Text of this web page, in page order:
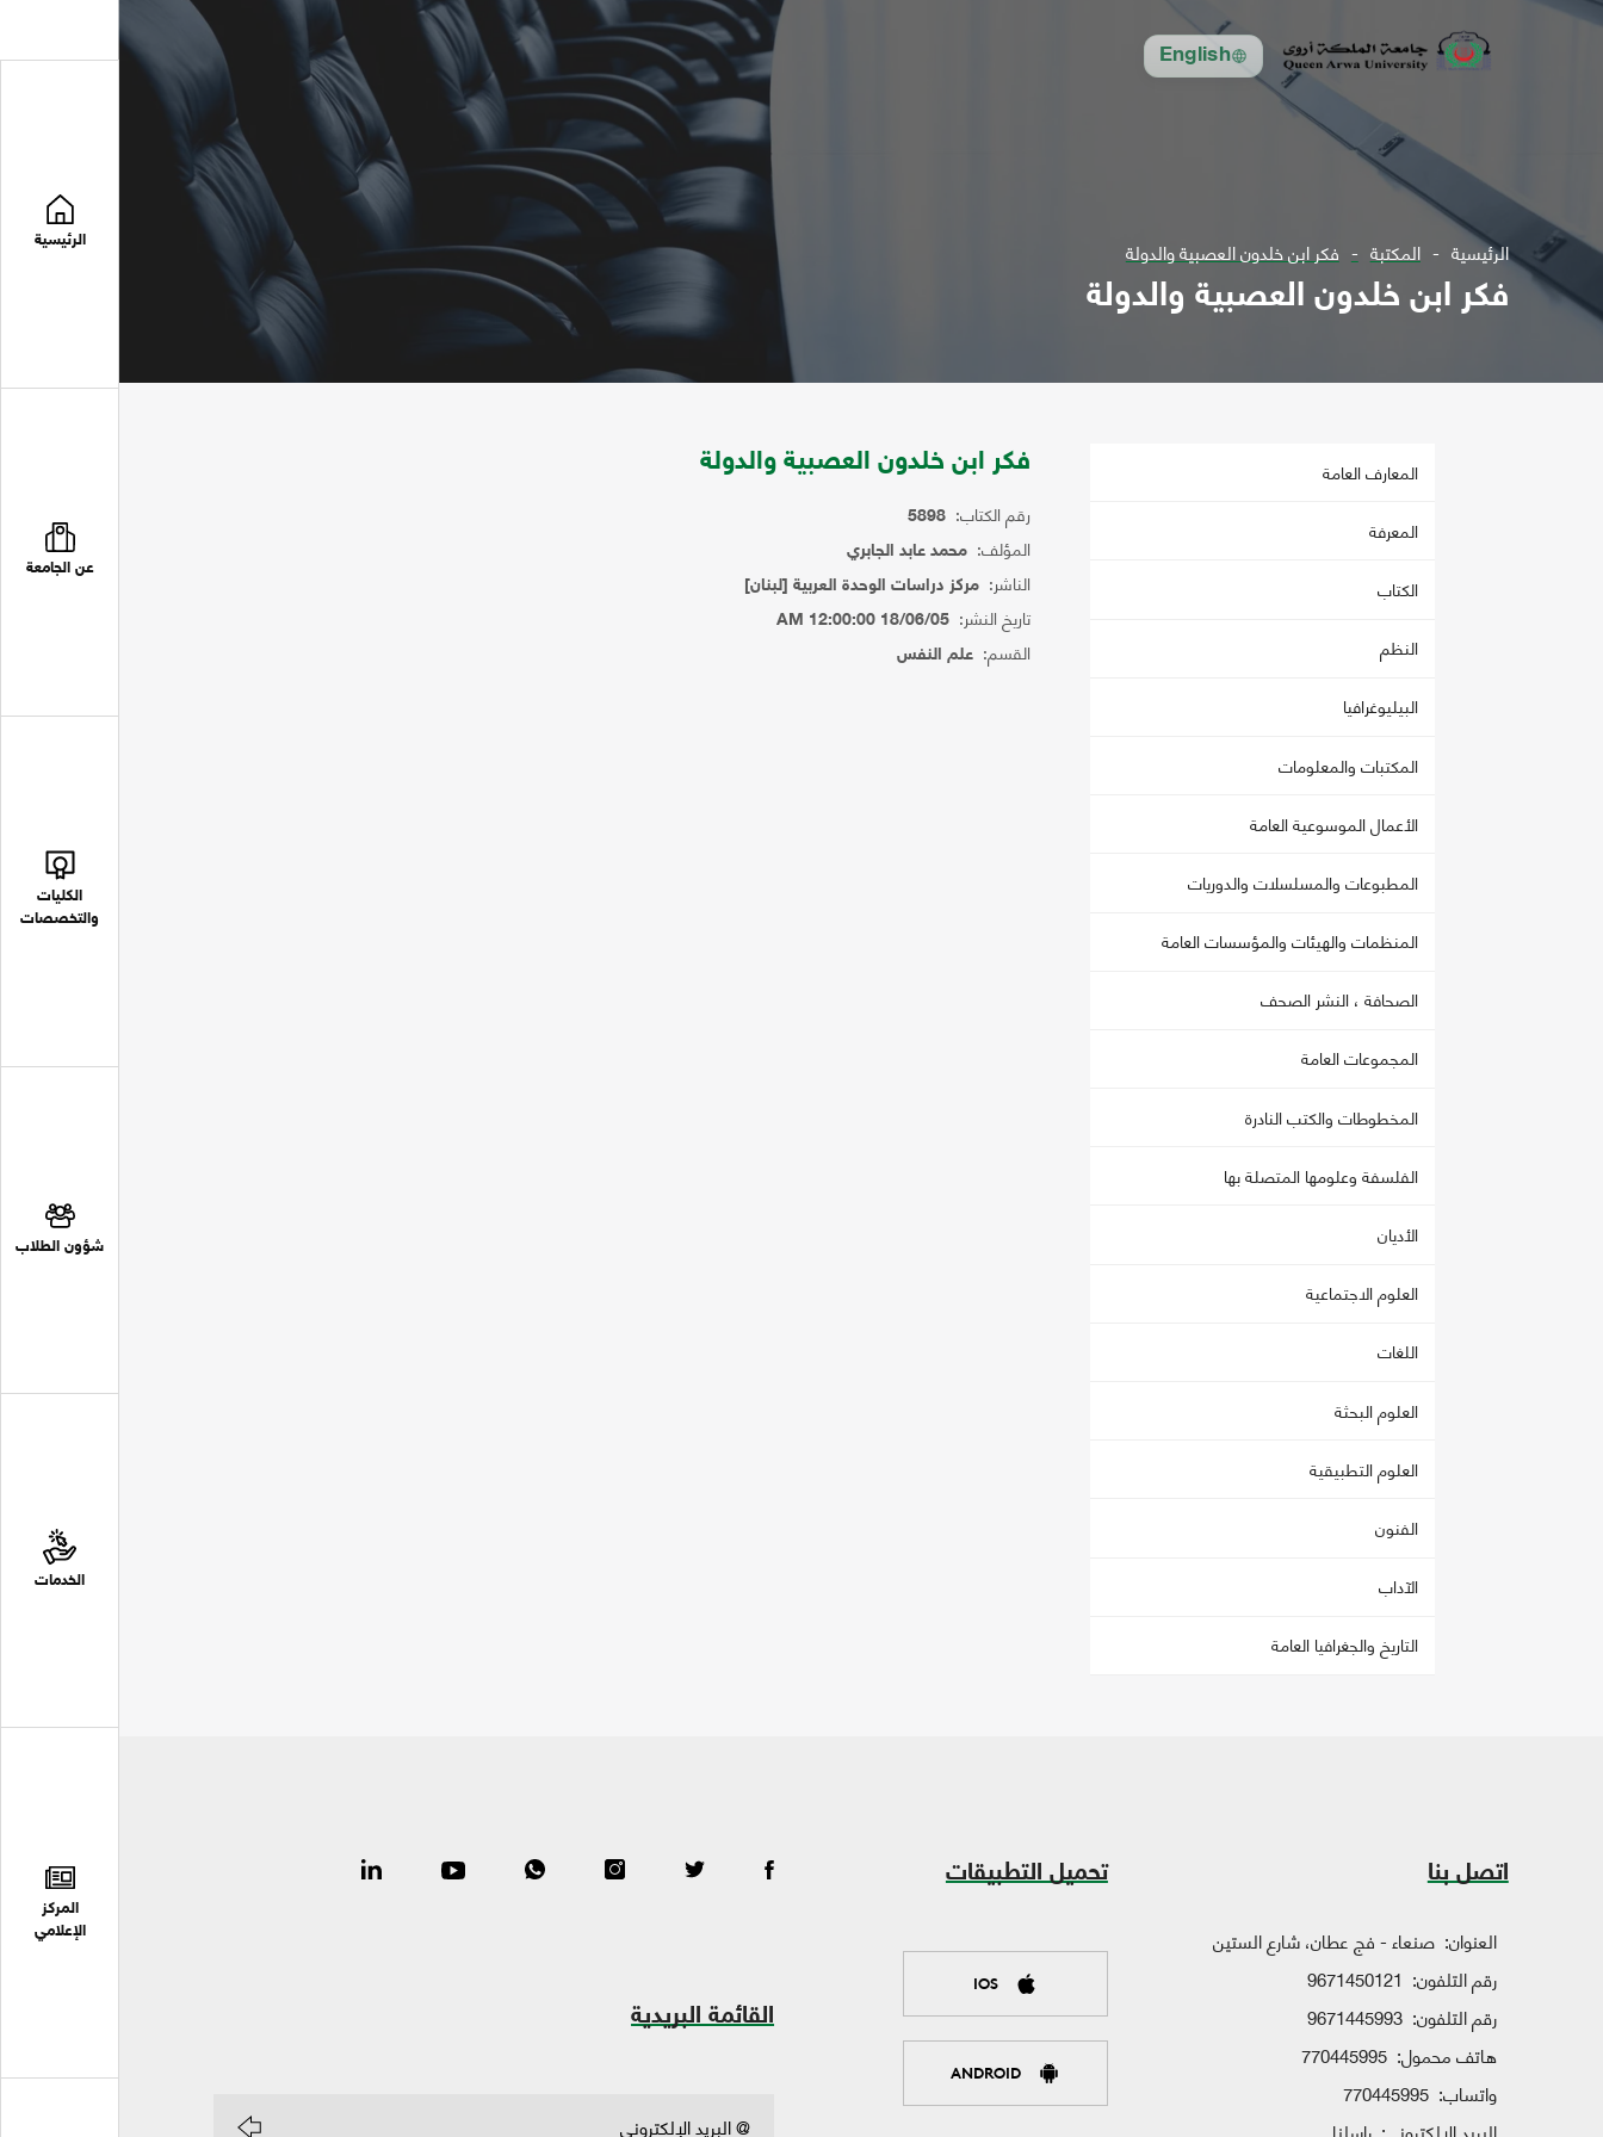
English
الرئيسية
عن الجامعة
الكليات
والتخصصات
شؤون الطلاب
الخدمات
المركز
الإعلامي
الرئيسية المكتبة فكر ابن خلدون العصبية والدولة
فكر ابن خلدون العصبية والدولة
المعارف العامة
المعرفة
الكتاب
النظم
البيليوغرافيا
المكتبات والمعلومات
الأعمال الموسوعية العامة
المطبوعات والمسلسلات والدوريات
المنظمات والهيئات والمؤسسات العامة
الصحافة ، النشر الصحف
المجموعات العامة
المخطوطات والكتب النادرة
الفلسفة وعلومها المتصلة بها
الأديان
العلوم الاجتماعية
اللغات
العلوم البحثة
العلوم التطبيقية
الفنون
الآداب
التاريخ والجغرافيا العامة
فكر ابن خلدون العصبية والدولة
رقم الكتاب: 5898
المؤلف: محمد عابد الجابري
الناشر: مركز دراسات الوحدة العربية [لبنان]
تاريخ النشر: 18/06/05 12:00:00 AM
القسم: علم النفس
اتصل بنا
العنوان: صنعاء - فج عطان، شارع الستين
رقم التلفون: 9671450121
رقم التلفون: 9671445993
هاتف محمول: 770445995
واتساب: 770445995
تحميل التطبيقات
IOS
ANDROID
القائمة البريدية